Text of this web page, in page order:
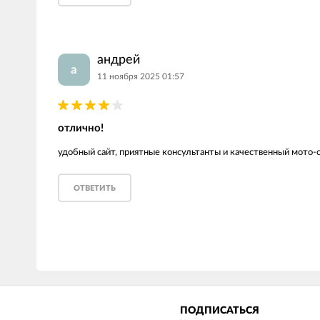
LED лампы головного света
а
андрей
11 ноября 2025 01:57
отлично!
удобный сайт, приятные консультанты и качественный мото-
ОТВЕТИТЬ
ПОДПИСАТЬСЯ